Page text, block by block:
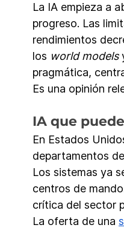
La IA empieza a
progreso. Las
rendimientos
los world models
pragmática,
Es una opinión
IA que
En Estados
departamentos
Los sistemas ya
centros de
crítica del sector
La oferta de una